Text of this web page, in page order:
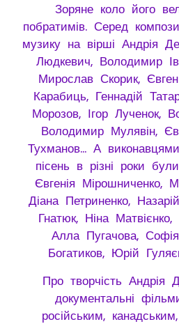
Зоряне коло його
побратимів. Серед
музику на вірші Андрія
Людкевич, Володимир
Мирослав Скорик,
Карабиць, Геннадій
Морозов, Ігор Лученок,
Володимир Мулявін,
Тухманов… А
пісень в різні роки
Євгенія Мірошниченко,
Діана Петриненко,
Гнатюк, Ніна
Алла Пугачова,
Богатиков, Юрій
Про творчість Андрія
документальні
російським,